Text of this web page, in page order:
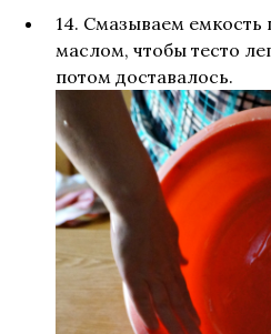
14. Смазываем
маслом, чтобы тесто
потом доставалось.